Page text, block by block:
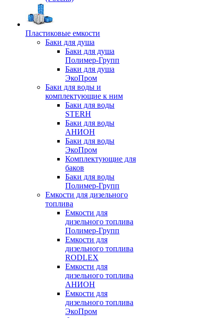
Пластиковые емкости
Баки для душа
Баки для душа
Полимер-Групп
Баки для душа
ЭкоПром
Баки для воды и
комплектующие к ним
Баки для воды
STERH
Баки для воды
АНИОН
Баки для воды
ЭкоПром
Комплектующие для
баков
Баки для воды
Полимер-Групп
Емкости для дизельного
топлива
Емкости для
дизельного топлива
Полимер-Групп
Емкости для
дизельного топлива
RODLEX
Емкости для
дизельного топлива
АНИОН
Емкости для
дизельного топлива
ЭкоПром